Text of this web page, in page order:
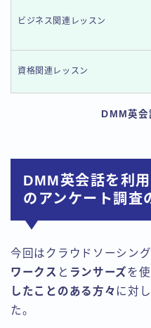
ビジネス関連レッスン
資格関連レッスン
DMM英会
DMM英会話を利
のアンケート調査
今回はクラウドソーシン
ワークス と ランサーズを
したことのある方々 に対
た。